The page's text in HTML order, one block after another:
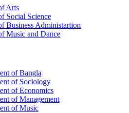
Arts
Social Science
Business Administartion
Music and Dance
of Bangla
of Sociology
of Economics
of Management
of Music